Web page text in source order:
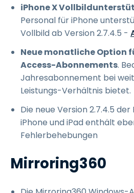
iPhone X
Personal für iPhone
Vollbild ab Version 2.7.4.5 -
Neue monatliche Option
Access-Abonnements.
Jahresabonnement bei
Leistungs-Verhältnis bietet.
Die neue Version 2.7.4.5
iPhone und iPad enthält
Fehlerbehebungen
Mirroring360